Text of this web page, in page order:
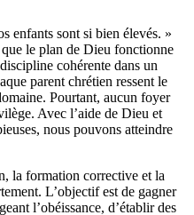
enfants sont si bien élevés. »
le plan de Dieu fonctionne
cohérente dans un
parent chrétien ressent le
Pourtant, aucun foyer
Avec l’aide de Dieu et
nous pouvons atteindre
la formation corrective et la
L’objectif est de gagner
l’obéissance, d’établir des